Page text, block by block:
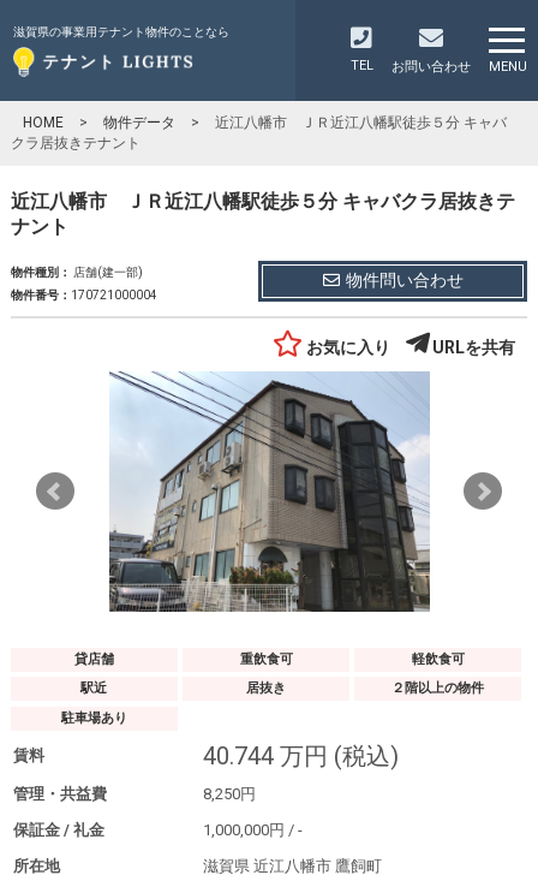
滋賀県の事業用テナント物件のことなら
TEL お問い合わせ MENU
HOME > 物件データ >
近江八幡市 ＪＲ近江八幡駅徒歩５分 キャバ
クラ居抜きテナント
近江八幡市 ＪＲ近江八幡駅徒歩５分 キャバクラ居抜きテ
ナント
物件種別： 店舗(建一部)
物件番号： 170721000004
物件問い合わせ
お気に入り URLを共有
貸店舗 重飲食可
軽飲食可
駅近
居抜き
２階以上の物件
駐車場あり
賃料 40.744 万円 (税込)
管理・共益費 8,250円
保証金 / 礼金
1,000,000円 / -
所在地
滋賀県 近江八幡市 鷹飼町